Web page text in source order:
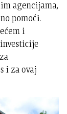
agencijama,
pomoći.
i
i za ovaj